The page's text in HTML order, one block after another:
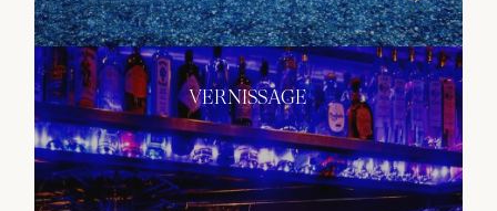
VERNISSAGE